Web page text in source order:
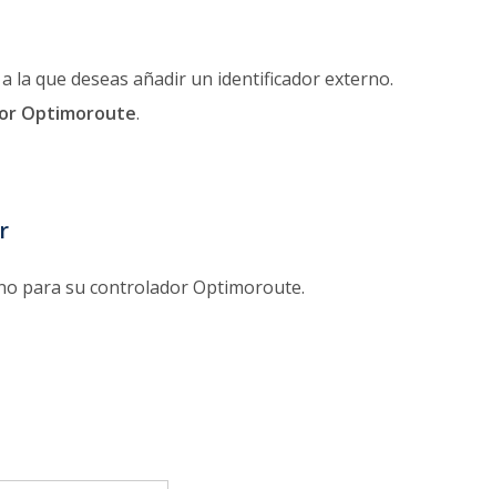
la que deseas añadir un identificador externo.
Optimoroute.
para su controlador Optimoroute.